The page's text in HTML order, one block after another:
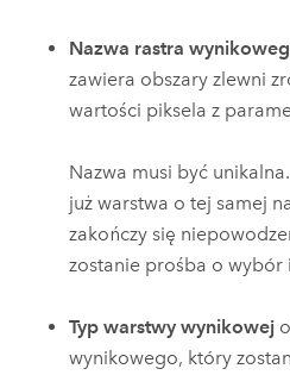
Nazwa rastra
zawiera obszary zlewni
wartości piksela z
Nazwa musi być
już warstwa o tej samej
zakończy się
zostanie prośba o wybór
Typ warstwy wynikowej
wynikowego, który